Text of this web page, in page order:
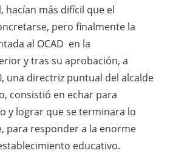
hacían más difícil que el
pero finalmente la
al OCAD en la
y tras su aprobación, a
una directriz puntual del alcalde
consistió en echar para
y lograr que se terminara lo
para responder a la enorme
educativo.